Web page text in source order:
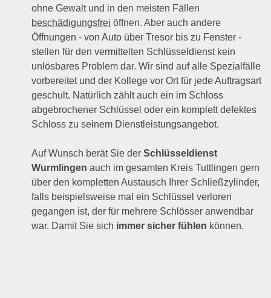
ohne Gewalt und in den meisten Fällen
beschädigungsfrei öffnen. Aber auch andere
Öffnungen - von Auto über Tresor bis zu Fenster -
stellen für den vermittelten Schlüsseldienst kein
unlösbares Problem dar. Wir sind auf alle Spezialfälle
vorbereitet und der Kollege vor Ort für jede Auftragsart
geschult. Natürlich zählt auch ein im Schloss
abgebrochener Schlüssel oder ein komplett defektes
Schloss zu seinem Dienstleistungsangebot.
Auf Wunsch berät Sie derSchlüsseldienst
Wurmlingen auch im gesamten Kreis Tuttlingen gern
über den kompletten Austausch Ihrer Schließzylinder,
falls beispielsweise mal ein Schlüssel verloren
gegangen ist, der für mehrere Schlösser anwendbar
war. Damit Sie sich immer sicher fühlen können.